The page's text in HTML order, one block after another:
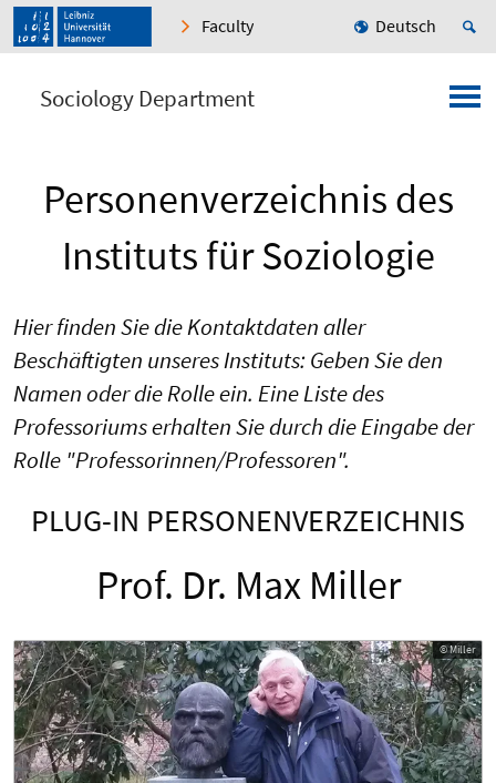
Faculty Deutsch
Sociology Department
Personenverzeichnis des
Instituts für Soziologie
Hier finden Sie die Kontaktdaten aller
Beschäftigten unseres Instituts: Geben Sie den
Namen oder die Rolle ein. Eine Liste des
Professoriums erhalten Sie durch die Eingabe der
Rolle "Professorinnen/Professoren".
PLUG-IN PERSONENVERZEICHNIS
Prof. Dr. Max Miller
© Miller